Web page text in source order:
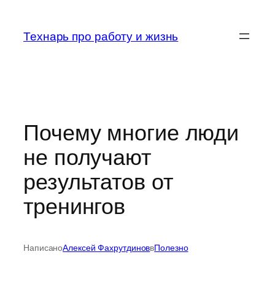
содержимому
Технарь про работу и жизнь
Почему многие люди
не получают
результатов от
тренингов
НаписаноАлексей ФахрутдиноввПолезно